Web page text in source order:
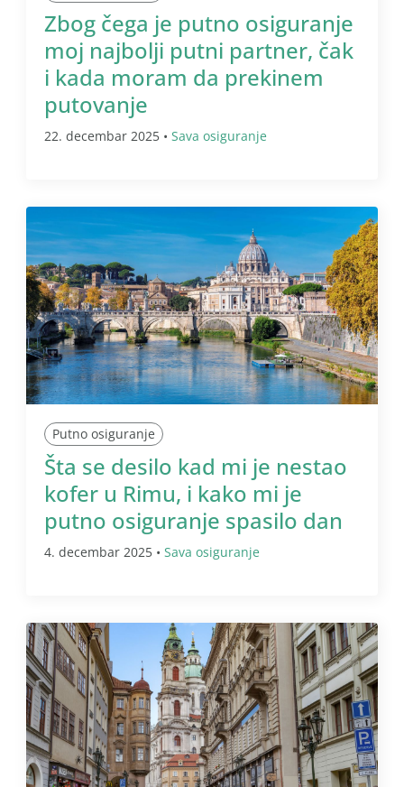
Zbog čega je putno osiguranje
moj najbolji putni partner, čak
i kada moram da prekinem
putovanje
22. decembar 2025 • Sava osiguranje
Putno osiguranje
Šta se desilo kad mi je nestao
kofer u Rimu, i kako mi je
putno osiguranje spasilo dan
4. decembar 2025 • Sava osiguranje